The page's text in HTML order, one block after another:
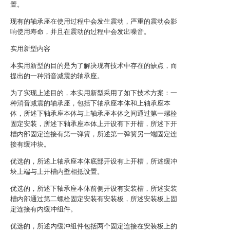
置。
现有的轴承座在使用过程中会发生震动，严重的震动会影
响使用寿命，并且在震动的过程中会发出噪音。
实用新型内容
本实用新型的目的是为了解决现有技术中存在的缺点，而
提出的一种消音减震的轴承座。
为了实现上述目的，本实用新型采用了如下技术方案：一
种消音减震的轴承座，包括下轴承座本体和上轴承座本
体，所述下轴承座本体与上轴承座本体之间通过第一螺栓
固定安装，所述下轴承座本体上开设有下开槽，所述下开
槽内部固定连接有第一弹簧，所述第一弹簧另一端固定连
接有缓冲块。
优选的，所述上轴承座本体底部开设有上开槽，所述缓冲
块上端与上开槽内壁相抵设置。
优选的，所述下轴承座本体前侧开设有安装槽，所述安装
槽内部通过第二螺栓固定安装有安装板，所述安装板上固
定连接有内缓冲组件。
优选的，所述内缓冲组件包括两个固定连接在安装板上的